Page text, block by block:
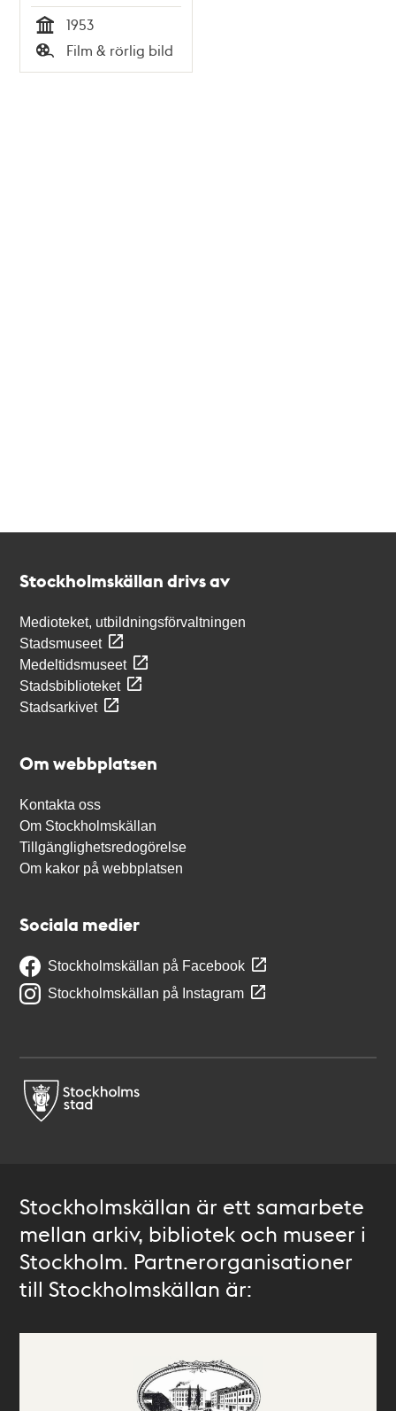
Tid
1953
Typ
Film & rörlig bild
Stockholmskällan drivs av
Medioteket, utbildningsförvaltningen
Stadsmuseet
Medeltidsmuseet
Stadsbiblioteket
Stadsarkivet
Om webbplatsen
Kontakta oss
Om Stockholmskällan
Tillgänglighetsredogörelse
Om kakor på webbplatsen
Sociala medier
Stockholmskällan på Facebook
Stockholmskällan på Instagram
Stockholmskällan är ett samarbete
mellan arkiv, bibliotek och museer i
Stockholm. Partnerorganisationer
till Stockholmskällan är: